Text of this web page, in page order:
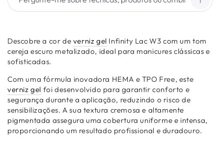
Descobre a cor de verniz gel Infinity Lac W3 com um tom
cereja escuro metalizado, ideal para manicures clássicas e
sofisticadas.
Com uma fórmula inovadora HEMA e TPO Free, este
verniz gel foi desenvolvido para garantir conforto e
segurança durante a aplicação, reduzindo o risco de
sensibilizações. A sua textura cremosa e altamente
pigmentada assegura uma cobertura uniforme e intensa,
proporcionando um resultado profissional e duradouro.